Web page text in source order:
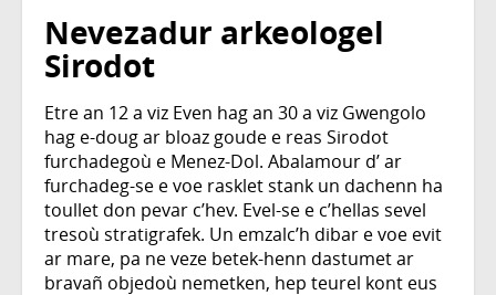
Nevezadur arkeologel
Sirodot
Etre an 12 a viz Even hag an 30 a viz Gwengolo
hag e-doug ar bloaz goude e reas Sirodot
furchadegoù e Menez-Dol. Abalamour d’ ar
furchadeg-se e voe rasklet stank un dachenn ha
toullet don pevar c’hev. Evel-se e c’hellas sevel
tresoù stratigrafek. Un emzalc’h dibar e voe evit
ar mare, pa ne veze betek-henn dastumet ar
bravañ objedoù nemetken, hep teurel kont eus